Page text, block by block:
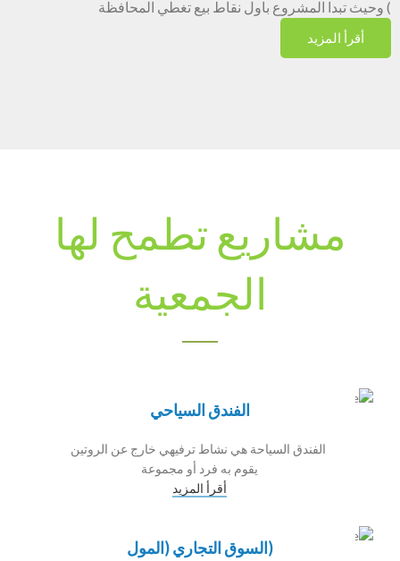
) وحيث تبدا المشروع باول نقاط بيع تغطي المحافظة
أقرأ المزيد
مشاريع تطمح لها
الجمعية
الفندق السياحي
الفندق السياحة هي نشاط ترفيهي خارج عن الروتين
يقوم به فرد أو مجموعة
أقرأ المزيد
(السوق التجاري (المول